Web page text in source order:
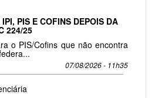
PIS E COFINS DEPOIS DA
224/25
o PIS/Cofins que não encontra
07/08/2026 - 11h35